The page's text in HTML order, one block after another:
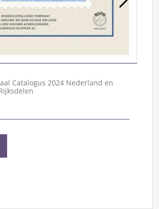
Catalogus 2024 Nederland en